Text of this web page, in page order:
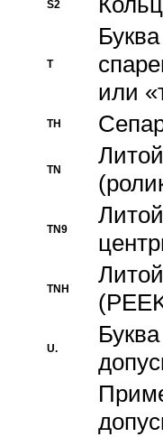
S2
T
или
TH
TN
TN9
TNH
U.